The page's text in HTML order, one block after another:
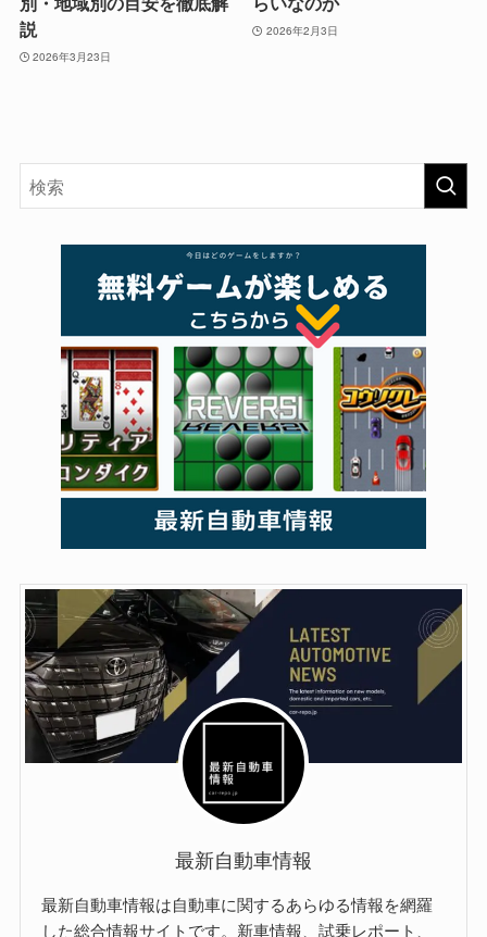
説
2026年3月23日
2026年2月3日
最新自動車情報
最新自動車情報は自動車に関するあらゆる情報を網羅
した総合情報サイトです。新車情報、試乗レポート、